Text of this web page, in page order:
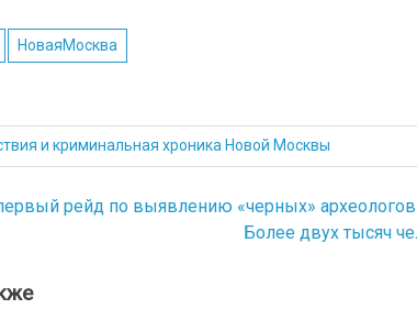
НоваяМосква
и криминальная хроника Новой Москвы
рейд по выявлению «черных»
Более двух тысяч